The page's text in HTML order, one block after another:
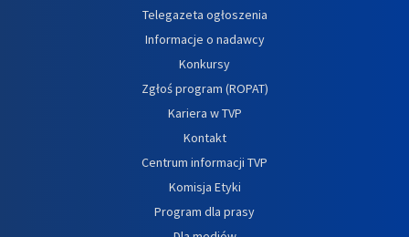
Telegazeta ogłoszenia
Informacje o nadawcy
Konkursy
Zgłoś program (ROPAT)
Kariera w TVP
Kontakt
Centrum informacji TVP
Komisja Etyki
Program dla prasy